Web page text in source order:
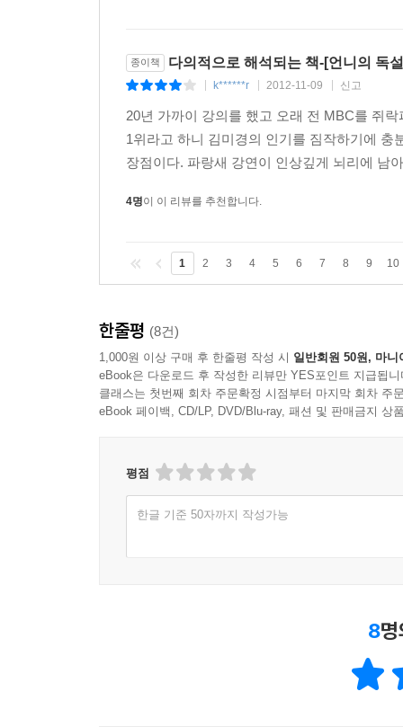
남편의 파트너십을 훈련시켜라
제발 ‘종 발상’을 버려라
‘파트너십 발상’만이 행복으로 가는 길
엄마의 일을 공유하라
6장 MONEY
가짜 돈과 진짜 돈을 구별하라
숫자가 아닌 리얼 머니와 싸워라
사소한 습관이 거대한 돈을 만든다
돈에 당하지 말고 돈을 부려라
돈은 결핍으로 사람을 가르친다
내가 ‘여자 비아그라’가 되기까지
종이책 다의적으로 해석되는 책-[언니의 독
k******r 2012-11-09 신고
20년 가까이 강의를 했고 오래 전 MBC를 쥐
1위라고 하니 김미경의 인기를 짐작하기에
장점이다. 파랑새 강연이 인상깊게 뇌리에 남
4명이 이 리뷰를 추천합니다.
1 2 3 4 5 6 7 8 9 10
한줄평 (8건)
1,000원 이상 구매 후 한줄평 작성 시 일반회원 50원, 마니
eBook은 다운로드 후 작성한 리뷰만 YES포인트 지급됩니
클래스는 첫번째 회차 주문확정 시점부터 마지막 회차 주
eBook 페이백, CD/LP, DVD/Blu-ray, 패션 및 판매금지 상
평점
한글 기준 50자까지 작성가능
8